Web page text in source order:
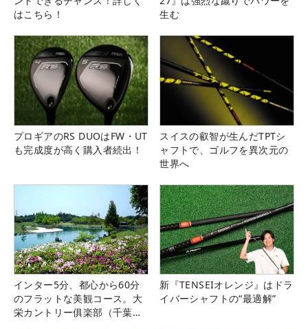
はこちら！
生む
プロギアのRS DUOはFW・UT
も完成度が高く購入者続出！
スイスの叡智が生んだTPTシ
ャフトで、ゴルフを異次元の
世界へ
インター5分、都心から60分
のフラットな美観コース。大
栄カントリー俱楽部（千葉
新『TENSEIオレンジ』はドラ
イバーシャフトの“最適解”